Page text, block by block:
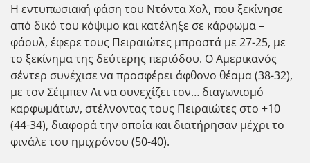
Η εντυπωσιακή φάση του Ντόντα Χολ, που ξεκίνησε
από δικό του κόψιμο και κατέληξε σε κάρφωμα –
φάουλ, έφερε τους Πειραιώτες μπροστά με 27-25, με
το ξεκίνημα της δεύτερης περιόδου. Ο Αμερικανός
σέντερ συνέχισε να προσφέρει άφθονο θέαμα (38-32),
με τον Σέιμπεν Λι να συνεχίζει τον… διαγωνισμό
καρφωμάτων, στέλνοντας τους Πειραιώτες στο +10
(44-34), διαφορά την οποία και διατήρησαν μέχρι το
φινάλε του ημιχρόνου (50-40).